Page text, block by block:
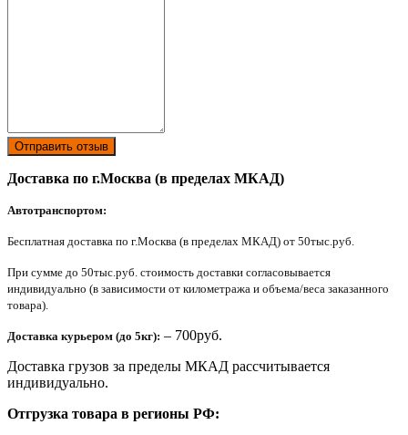
Отправить отзыв
Доставка по г.Москва (в пределах МКАД)
Автотранспортом:
Бесплатная доставка по г.Москва (в пределах МКАД) от 50тыс.руб.
При сумме до 50тыс.руб. стоимость доставки согласовывается
индивидуально (в зависимости от километража и объема/веса заказанного
товара).
Доставка курьером (до 5кг): – 700руб.
Доставка грузов за пределы МКАД рассчитывается
индивидуально.
Отгрузка товара в регионы РФ: